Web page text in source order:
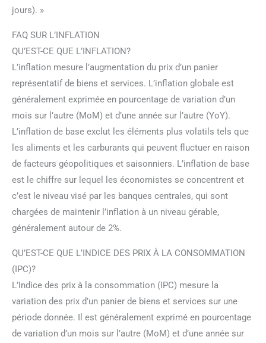
jours). »
FAQ SUR L’INFLATION
QU’EST-CE QUE L’INFLATION?
L’inflation mesure l’augmentation du prix d’un panier
représentatif de biens et services. L’inflation globale est
généralement exprimée en pourcentage de variation d’un
mois sur l’autre (MoM) et d’une année sur l’autre (YoY).
L’inflation de base exclut les éléments plus volatils tels que
les aliments et les carburants qui peuvent fluctuer en raison
de facteurs géopolitiques et saisonniers. L’inflation de base
est le chiffre sur lequel les économistes se concentrent et
c’est le niveau visé par les banques centrales, qui sont
chargées de maintenir l’inflation à un niveau gérable,
généralement autour de 2%.
QU’EST-CE QUE L’INDICE DES PRIX À LA CONSOMMATION
(IPC)?
L’Indice des prix à la consommation (IPC) mesure la
variation des prix d’un panier de biens et services sur une
période donnée. Il est généralement exprimé en pourcentage
de variation d’un mois sur l’autre (MoM) et d’une année sur